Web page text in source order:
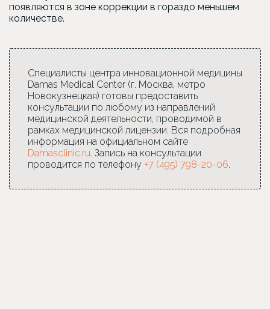
появляются в зоне коррекции в гораздо меньшем
количестве.
Специалисты центра инновационной медицины
Damas Medical Center (г. Москва, метро
Новокузнецкая) готовы предоставить
консультации по любому из направлений
медицинской деятельности, проводимой в
рамках медицинской лицензии. Вся подробная
информация на официальном сайте
Damasclinic.ru. Запись на консультации
проводится по телефону +7 (495) 798-20-06.